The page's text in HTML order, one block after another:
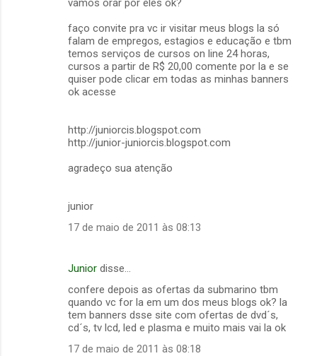
vamos orar por eles ok?
faço convite pra vc ir visitar meus blogs la só
falam de empregos, estagios e educação e tbm
temos serviços de cursos on line 24 horas,
cursos a partir de R$ 20,00 comente por la e se
quiser pode clicar em todas as minhas banners
ok acesse
http://juniorcis.blogspot.com
http://junior-juniorcis.blogspot.com
agradeço sua atenção
junior
17 de maio de 2011 às 08:13
Junior disse…
confere depois as ofertas da submarino tbm
quando vc for la em um dos meus blogs ok? la
tem banners dsse site com ofertas de dvd´s,
cd´s, tv lcd, led e plasma e muito mais vai la ok
17 de maio de 2011 às 08:18